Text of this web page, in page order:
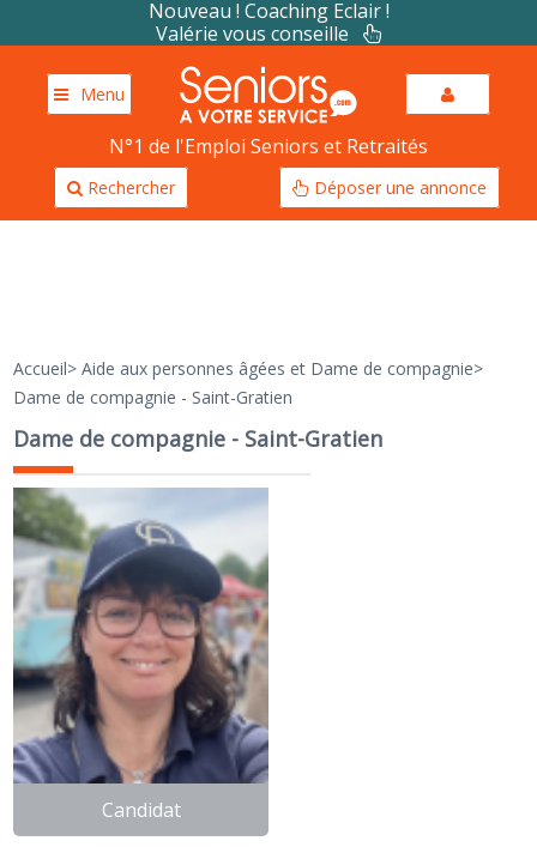
Nouveau ! Coaching Eclair !
Valérie vous conseille
Menu
N°1 de l'Emploi Seniors et Retraités
Rechercher Déposer une annonce
Accueil>Aide aux personnes âgées et Dame de compagnie>
Dame de compagnie - Saint-Gratien
Dame de compagnie - Saint-Gratien
Candidat